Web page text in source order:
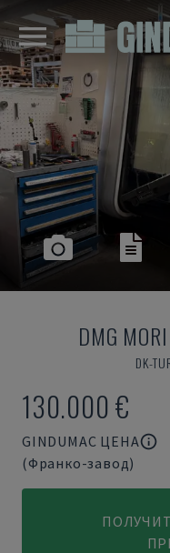
DMG MORI
DK-
130.000 €
GINDUMAC ЦЕНА
(Франко-завод)